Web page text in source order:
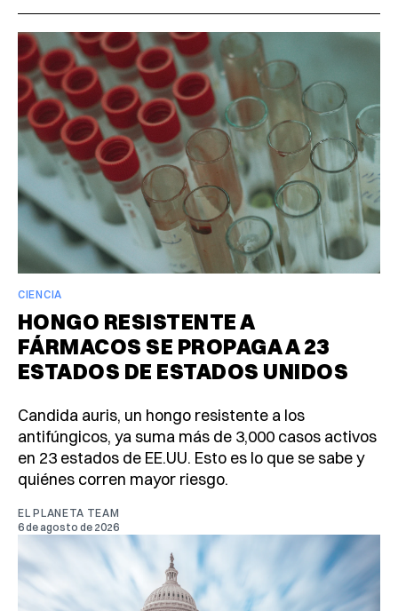
CIENCIA
HONGO RESISTENTE A
FÁRMACOS SE PROPAGA A 23
ESTADOS DE ESTADOS UNIDOS
Candida auris, un hongo resistente a los
antifúngicos, ya suma más de 3,000 casos activos
en 23 estados de EE.UU. Esto es lo que se sabe y
quiénes corren mayor riesgo.
EL PLANETA TEAM
6 de agosto de 2026